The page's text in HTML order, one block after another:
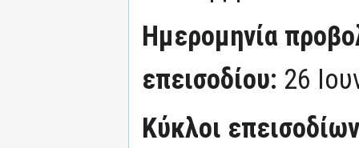
Ημερομηνία
επεισοδίου: 26
Κύκλοι